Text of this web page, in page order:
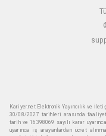
Kariyer.net Elektronik Yayıncılık ve
30/08/2027 tarihleri arasında
tarih ve 16398069 sayılı karar
uyarınca iş arayanlardan ücret